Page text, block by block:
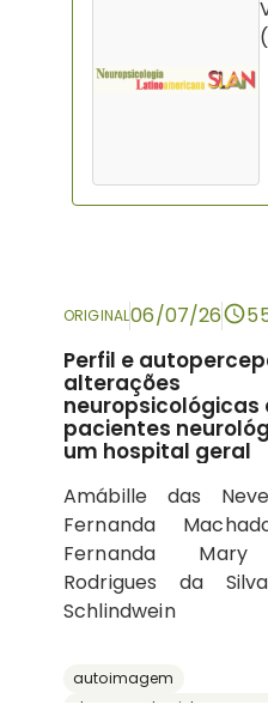
ORIGINAL06/07/26
Perfil e
alterações
neuropsicológicas
pacientes
um hospital geral
Amábille das
Fernanda
Fernanda Mary
Rodrigues da
Schlindwein
autoimagem